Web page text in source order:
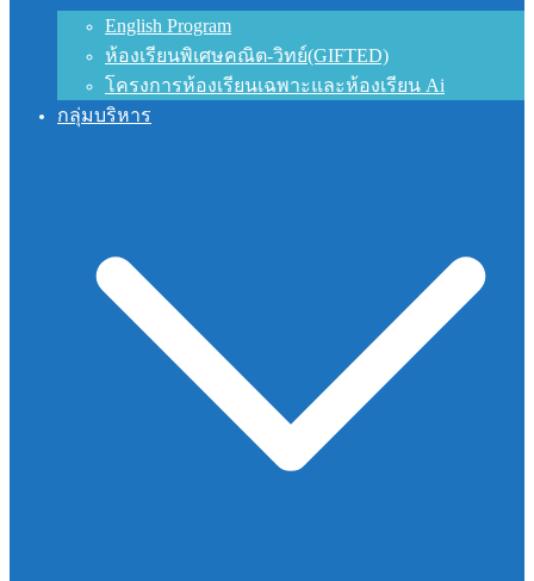
English Program
ห้องเรียนพิเศษคณิต-วิทย์(GIFTED)
โครงการห้องเรียนเฉพาะและห้องเรียน Ai
กลุ่มบริหาร